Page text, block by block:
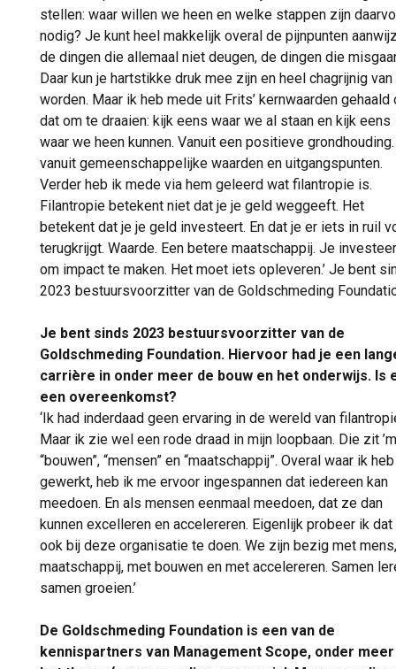
stellen: waar willen we heen en welke stappen zijn
nodig? Je kunt heel makkelijk overal de pijnpunten
de dingen die allemaal niet deugen, de dingen die
Daar kun je hartstikke druk mee zijn en heel chagrijnig van
worden. Maar ik heb mede uit Frits’ kernwaarden gehaald
dat om te draaien: kijk eens waar we al staan en kijk eens
waar we heen kunnen. Vanuit een positieve grondhouding.
vanuit gemeenschappelijke waarden en uitgangspunten.
Verder heb ik mede via hem geleerd wat filantropie is.
Filantropie betekent niet dat je je geld weggeeft. Het
betekent dat je je geld investeert. En dat je er iets in ruil
terugkrijgt. Waarde. Een betere maatschappij. Je
om impact te maken. Het moet iets opleveren.’ Je bent
2023 bestuursvoorzitter van de Goldschmeding
Je bent sinds 2023 bestuursvoorzitter van de
Goldschmeding Foundation. Hiervoor had je een
carrière in onder meer de bouw en het onderwijs. Is
een overeenkomst?
‘Ik had inderdaad geen ervaring in de wereld van
Maar ik zie wel een rode draad in mijn loopbaan. Die zit
“bouwen”, “mensen” en “maatschappij”. Overal waar ik heb
gewerkt, heb ik me ervoor ingespannen dat iedereen kan
meedoen. En als mensen eenmaal meedoen, dat ze dan
kunnen excelleren en accelereren. Eigenlijk probeer ik dat
ook bij deze organisatie te doen. We zijn bezig met mens,
maatschappij, met bouwen en met accelereren. Samen
samen groeien.’
De Goldschmeding Foundation is een van de
kennispartners van Management Scope, onder